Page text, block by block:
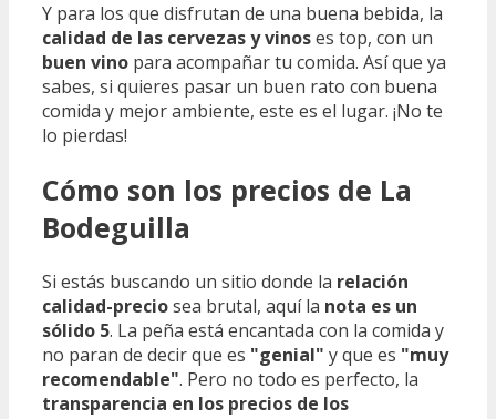
Y para los que disfrutan de una buena bebida, la
calidad de las cervezas y vinoses top, con un
buen vino para acompañar tu comida. Así que ya
sabes, si quieres pasar un buen rato con buena
comida y mejor ambiente, este es el lugar. ¡No te
lo pierdas!
Cómo son los precios de La
Bodeguilla
Si estás buscando un sitio donde la relación
calidad-preciosea brutal, aquí la nota es un
sólido 5. La peña está encantada con la comida y
no paran de decir que es "genial" y que es "muy
recomendable". Pero no todo es perfecto, la
transparencia en los precios de los